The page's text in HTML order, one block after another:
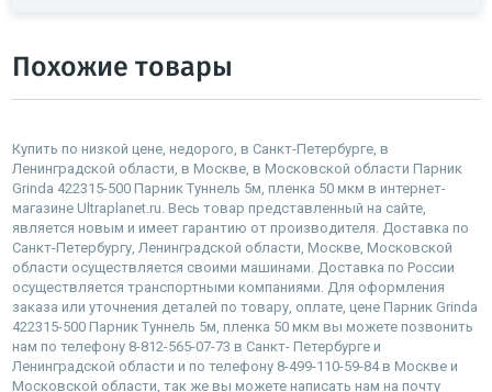
Похожие товары
Купить по низкой цене, недорого, в Санкт-Петербурге, в
Ленинградской области, в Москве, в Московской области Парник
Grinda 422315-500 Парник Туннель 5м, пленка 50 мкм в интернет-
магазине Ultraplanet.ru. Весь товар представленный на сайте,
является новым и имеет гарантию от производителя. Доставка по
Санкт-Петербургу, Ленинградской области, Москве, Московской
области осуществляется своими машинами. Доставка по России
осуществляется транспортными компаниями. Для оформления
заказа или уточнения деталей по товару, оплате, цене Парник Grinda
422315-500 Парник Туннель 5м, пленка 50 мкм вы можете позвонить
нам по телефону 8-812-565-07-73 в Санкт- Петербурге и
Ленинградской области и по телефону 8-499-110-59-84 в Москве и
Московской области, так же вы можете написать нам на почту